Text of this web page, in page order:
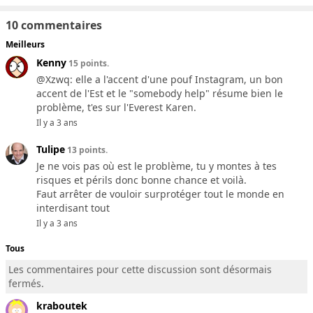
10 commentaires
Meilleurs
Kenny 15 points.
@Xzwq: elle a l'accent d'une pouf Instagram, un bon
accent de l'Est et le "somebody help" résume bien le
problème, t'es sur l'Everest Karen.
Il y a 3 ans
Tulipe 13 points.
Je ne vois pas où est le problème, tu y montes à tes
risques et périls donc bonne chance et voilà.
Faut arrêter de vouloir surprotéger tout le monde en
interdisant tout
Il y a 3 ans
Tous
Les commentaires pour cette discussion sont désormais
fermés.
kraboutek